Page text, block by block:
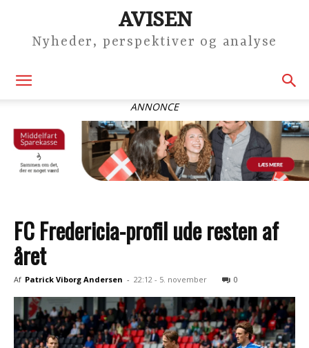
AVISEN
Nyheder, perspektiver og analyse
ANNONCE
FC Fredericia-profil ude resten af
året
Af Patrick Viborg Andersen - 22:12 - 5. november 0